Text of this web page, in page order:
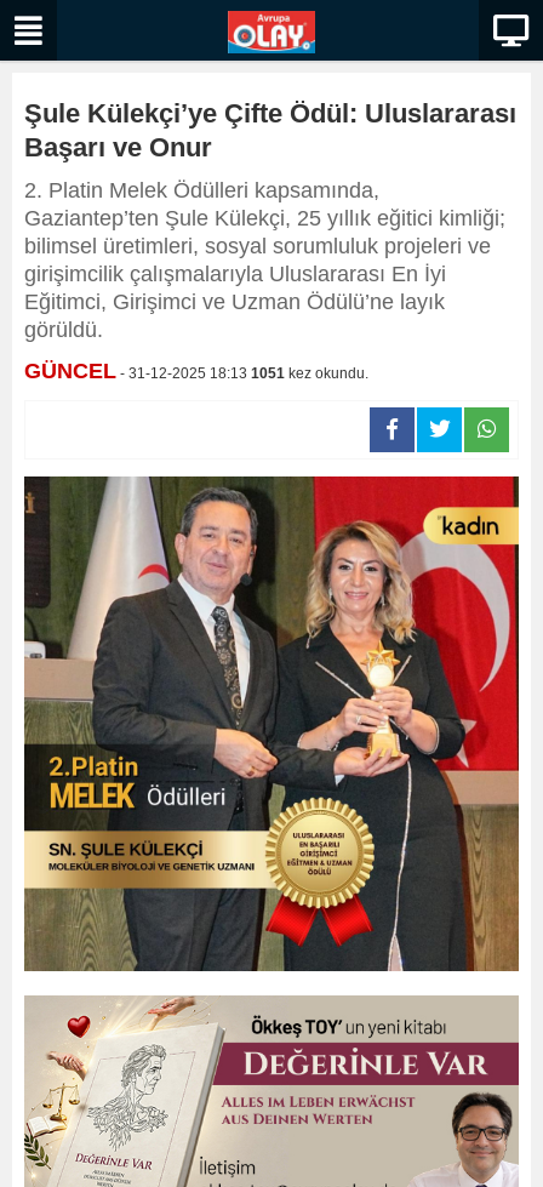
Şule Külekçi’ye Çifte Ödül: Uluslararası
Başarı ve Onur
2. Platin Melek Ödülleri kapsamında,
Gaziantep’ten Şule Külekçi, 25 yıllık eğitici kimliği;
bilimsel üretimleri, sosyal sorumluluk projeleri ve
girişimcilik çalışmalarıyla Uluslararası En İyi
Eğitimci, Girişimci ve Uzman Ödülü’ne layık
görüldü.
GÜNCEL - 31-12-2025 18:13 1051 kez okundu.